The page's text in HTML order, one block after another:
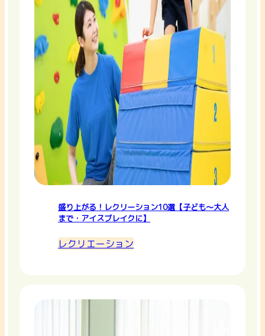
盛り上がる！レクリーション10選【子ども〜大人
まで・アイスブレイクに】
レクリエーション